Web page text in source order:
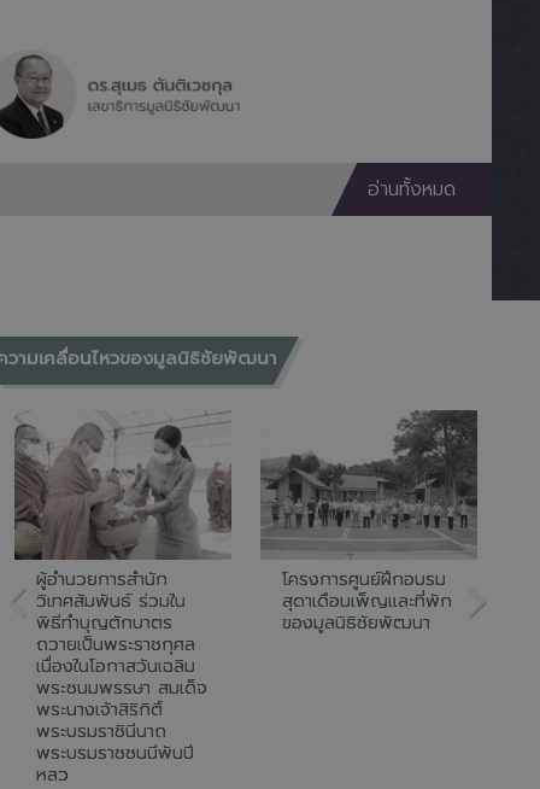
อ่านทั้งหมด
วามเคลื่อนไหวของมูลนิธิชัยพัฒนา
ผู้อำนวยการสำนัก
วิเทศสัมพันธ์ ร่วมใน
พิธีทำบุญตักบาตร
ถวายเป็นพระราชกุศล
เนื่องในโอกาสวันเฉลิม
พระชนมพรรษา สมเด็จ
พระนางเจ้าสิริกิติ์
พระบรมราชินีนาถ
พระบรมราชชนนีพันปี
หลว
โครงการศูนย์ฝึกอบรม
สุดาเดือนเพ็ญและที่พัก
ของมูลนิธิชัยพัฒนา